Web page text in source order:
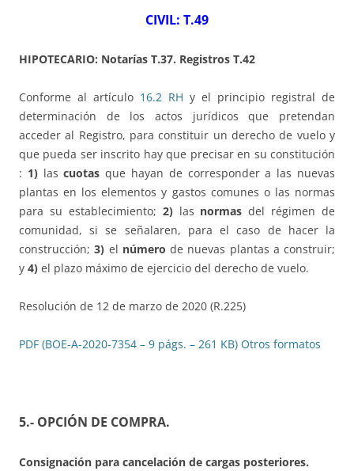
CIVIL: T.49
HIPOTECARIO: Notarías T.37. Registros T.42
Conforme al artículo 16.2 RH y el principio registral de
determinación de los actos jurídicos que pretendan
acceder al Registro, para constituir un derecho de vuelo y
que pueda ser inscrito hay que precisar en su constitución
: 1)lascuotas que hayan de corresponder a las nuevas
plantas en los elementos y gastos comunes o las normas
para su establecimiento; 2)las normas del régimen de
comunidad, si se señalaren, para el caso de hacer la
construcción;3) el número de nuevas plantas a construir;
y 4) el plazo máximo de ejercicio del derecho de vuelo.
Resolución de 12 de marzo de 2020 (R.225)
PDF (BOE-A-2020-7354 – 9 págs. – 261 KB) Otros formatos
5.- OPCIÓN DE COMPRA.
Consignación para cancelación de cargas posteriores.